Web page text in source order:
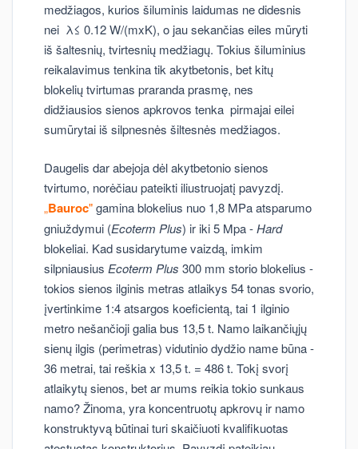
medžiagos, kurios šiluminis laidumas ne didesnis
nei λ≤ 0.12 W/(mxK), o jau sekančias eiles mūryti
iš šaltesnių, tvirtesnių medžiagų. Tokius šiluminius
reikalavimus tenkina tik akytbetonis, bet kitų
blokelių tvirtumas praranda prasmę, nes
didžiausios sienos apkrovos tenka pirmajai eilei
sumūrytai iš silpnesnės šiltesnės medžiagos.
Daugelis dar abejoja dėl akytbetonio sienos
tvirtumo, norėčiau pateikti iliustruojatį pavyzdį.
„Bauroc"gamina blokelius nuo 1,8 MPa atsparumo
gniuždymui (Ecoterm Plus) ir iki 5 Mpa -Hard
blokeliai. Kad susidarytume vaizdą, imkim
silpniausius Ecoterm Plus 300 mm storio blokelius -
tokios sienos ilginis metras atlaikys 54 tonas svorio,
įvertinkime 1:4 atsargos koeficientą, tai 1 ilginio
metro nešančioji galia bus 13,5 t. Namo laikančiųjų
sienų ilgis (perimetras) vidutinio dydžio name būna -
36 metrai, tai reškia x 13,5 t. = 486 t. Tokį svorį
atlaikytų sienos, bet ar mums reikia tokio sunkaus
namo? Žinoma, yra koncentruotų apkrovų ir namo
konstruktyvą būtinai turi skaičiuoti kvalifikuotas